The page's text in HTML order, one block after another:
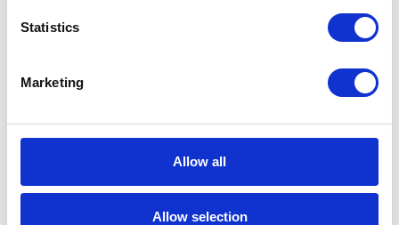
Statistics
Marketing
Allow all
Allow selection
Technologie jutra